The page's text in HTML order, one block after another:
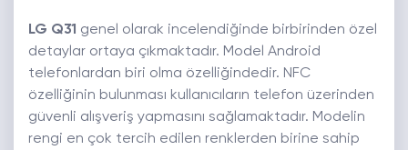
LG Q31 genel olarak incelendiğinde birbirinden özel
detaylar ortaya çıkmaktadır. Model Android
telefonlardan biri olma özelliğindedir. NFC
özelliğinin bulunması kullanıcıların telefon üzerinden
güvenli alışveriş yapmasını sağlamaktadır. Modelin
rengi en çok tercih edilen renklerden birine sahip